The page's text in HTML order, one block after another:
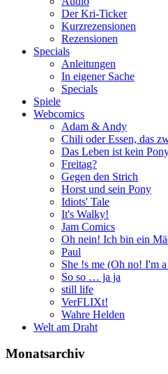
Der Kri-Ticker
Kurzrezensionen
Rezensionen
Specials
Anleitungen
In eigener Sache
Specials
Spiele
Webcomics
Adam & Andy
Chili oder Essen, das
Das Leben ist kein
Freitag?
Gegen den Strich
Horst und sein Pony
Idiots' Tale
It's Walky!
Jam Comics
Oh nein! Ich bin ein
Paul
She !s me (Oh no! I'm
So so … ja ja
still life
VerFLIXt!
Wahre Helden
Welt am Draht
Monatsarchiv